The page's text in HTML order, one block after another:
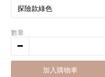
數量
加入購物車